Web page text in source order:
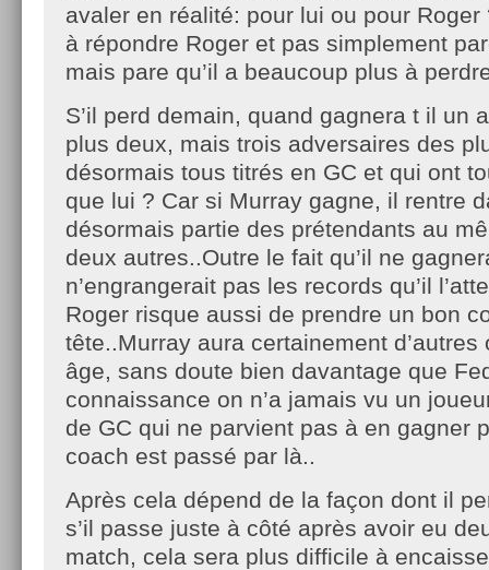
avaler en réalité: pour lui ou pour Roger
à répondre Roger et pas simplement
mais pare qu’il a beaucoup plus à
S’il perd demain, quand gagnera t il un
plus deux, mais trois adversaires des
désormais tous titrés en GC et qui ont
que lui ? Car si Murray gagne, il rentre
désormais partie des prétendants au
deux autres..Outre le fait qu’il ne
n’engrangerait pas les records qu’il
Roger risque aussi de prendre un bon
tête..Murray aura certainement
âge, sans doute bien davantage que
connaissance on n’a jamais vu un
de GC qui ne parvient pas à en gagner
coach est passé par là..
Après cela dépend de la façon dont il
s’il passe juste à côté après avoir eu
match, cela sera plus difficile à